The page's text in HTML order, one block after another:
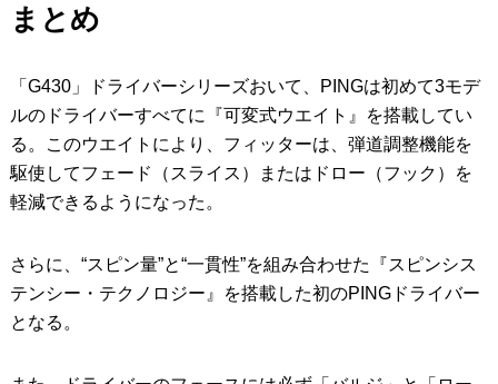
まとめ
「G430」ドライバーシリーズおいて、PINGは初めて3モデ
ルのドライバーすべてに『可変式ウエイト』を搭載してい
る。このウエイトにより、フィッターは、弾道調整機能を
駆使してフェード（スライス）またはドロー（フック）を
軽減できるようになった。
さらに、“スピン量”と“一貫性”を組み合わせた『スピンシス
テンシー・テクノロジー』を搭載した初のPINGドライバー
となる。